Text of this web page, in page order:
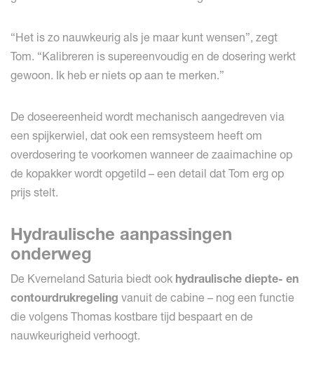
“Het is zo nauwkeurig als je maar kunt wensen”, zegt
Tom. “Kalibreren is supereenvoudig en de dosering werkt
gewoon. Ik heb er niets op aan te merken.”
De doseereenheid wordt mechanisch aangedreven via
een spijkerwiel, dat ook een remsysteem heeft om
overdosering te voorkomen wanneer de zaaimachine op
de kopakker wordt opgetild – een detail dat Tom erg op
prijs stelt.
Hydraulische aanpassingen
onderweg
De Kverneland Saturia biedt ook hydraulische diepte- en
contourdrukregeling vanuit de cabine – nog een functie
die volgens Thomas kostbare tijd bespaart en de
nauwkeurigheid verhoogt.